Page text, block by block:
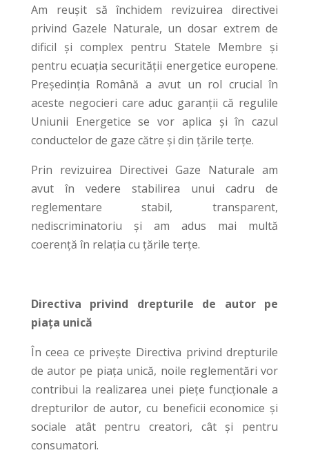
Am reușit să închidem revizuirea directivei
privind Gazele Naturale, un dosar extrem de
dificil și complex pentru Statele Membre și
pentru ecuația securității energetice europene.
Președinția Română a avut un rol crucial în
aceste negocieri care aduc garanții că regulile
Uniunii Energetice se vor aplica și în cazul
conductelor de gaze către și din țările terțe.
Prin revizuirea Directivei Gaze Naturale am
avut în vedere stabilirea unui cadru de
reglementare stabil, transparent,
nediscriminatoriu și am adus mai multă
coerență în relația cu ţările terțe.
Directiva privind drepturile de autor pe
piața unică
În ceea ce privește Directiva privind drepturile
de autor pe piața unică, noile reglementări vor
contribui la realizarea unei piețe funcționale a
drepturilor de autor, cu beneficii economice și
sociale atât pentru creatori, cât și pentru
consumatori.